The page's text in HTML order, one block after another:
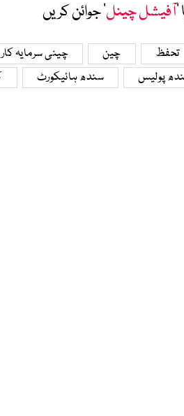
’آفیشل چینل‘ جوائن کریں
تحفظ چین چینی سرمایہ کار
پولیس سندھ ہائیکورٹ